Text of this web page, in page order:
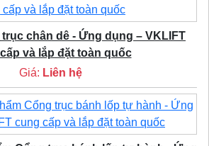
chân dê - Ứng dụng – VKLIFT
và lắp đặt toàn quốc
Giá: Liên hệ